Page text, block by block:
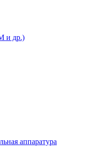
и др.)
аппаратура